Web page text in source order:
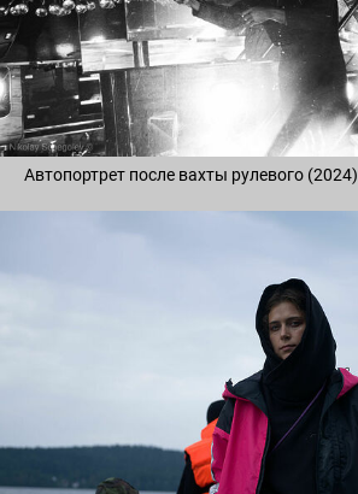
Автопортрет после вахты рулевого (2024)